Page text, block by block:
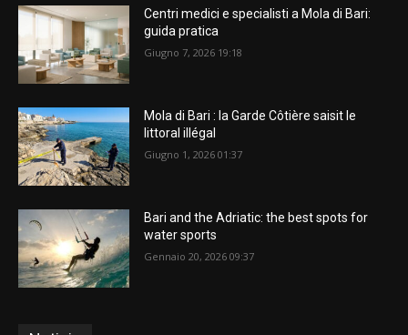
Centri medici e specialisti a Mola di Bari:
guida pratica
Giugno 7, 2026 19:18
Mola di Bari : la Garde Côtière saisit le
littoral illégal
Giugno 1, 2026 01:37
Bari and the Adriatic: the best spots for
water sports
Gennaio 20, 2026 09:37